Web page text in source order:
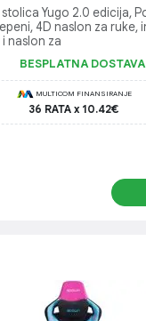
Yugo 2.0 edicija,
4D naslon za ruke,
naslon za
BESPLATNA DOSTAVA
MULTICOM FINANSIRANJE
36 RATA x 10.42€